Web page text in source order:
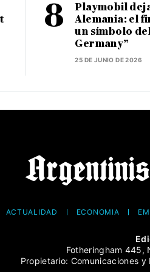
Playmobil
Alemania: el
un símbolo
Germany”
25 DE JUNIO DE 2026
ACTUALIDAD ECONOMÍA
Fotheringham 445,
Propietario: Comunicaciones